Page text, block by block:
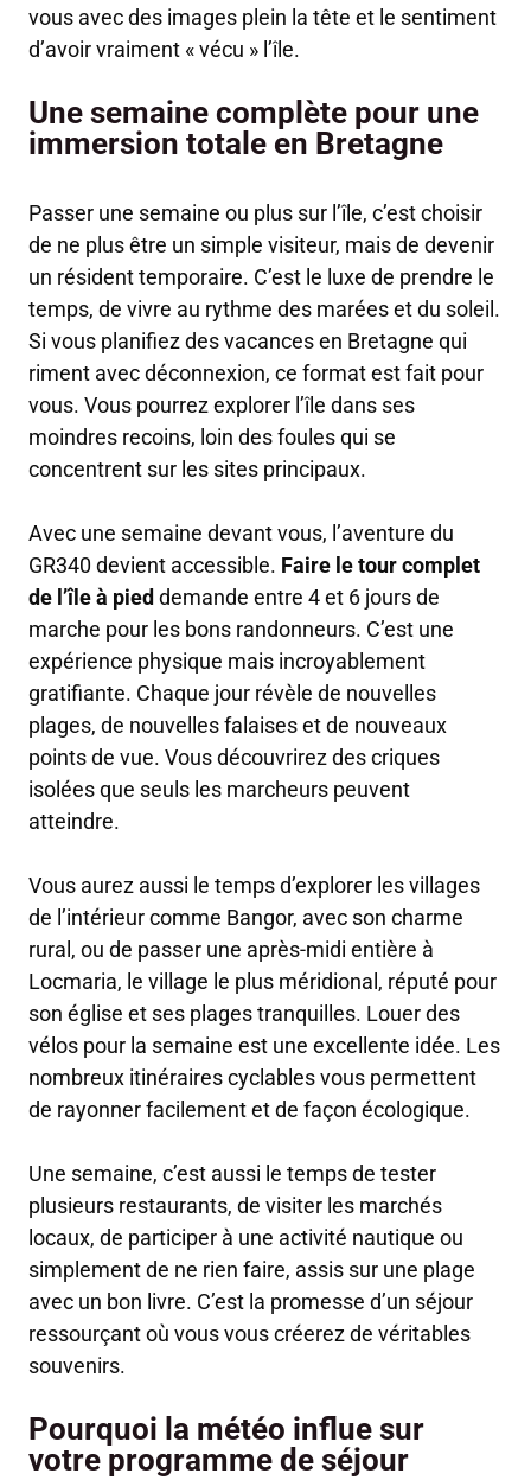
vous avec des images plein la tête et le sentiment
d’avoir vraiment « vécu » l’île.
Une semaine complète pour une
immersion totale en Bretagne
Passer une semaine ou plus sur l’île, c’est choisir
de ne plus être un simple visiteur, mais de devenir
un résident temporaire. C’est le luxe de prendre le
temps, de vivre au rythme des marées et du soleil.
Si vous planifiez des vacances en Bretagne qui
riment avec déconnexion, ce format est fait pour
vous. Vous pourrez explorer l’île dans ses
moindres recoins, loin des foules qui se
concentrent sur les sites principaux.
Avec une semaine devant vous, l’aventure du
GR340 devient accessible. Faire le tour complet
de l’île à pied demande entre 4 et 6 jours de
marche pour les bons randonneurs. C’est une
expérience physique mais incroyablement
gratifiante. Chaque jour révèle de nouvelles
plages, de nouvelles falaises et de nouveaux
points de vue. Vous découvrirez des criques
isolées que seuls les marcheurs peuvent
atteindre.
Vous aurez aussi le temps d’explorer les villages
de l’intérieur comme Bangor, avec son charme
rural, ou de passer une après-midi entière à
Locmaria, le village le plus méridional, réputé pour
son église et ses plages tranquilles. Louer des
vélos pour la semaine est une excellente idée. Les
nombreux itinéraires cyclables vous permettent
de rayonner facilement et de façon écologique.
Une semaine, c’est aussi le temps de tester
plusieurs restaurants, de visiter les marchés
locaux, de participer à une activité nautique ou
simplement de ne rien faire, assis sur une plage
avec un bon livre. C’est la promesse d’un séjour
ressourçant où vous vous créerez de véritables
souvenirs.
Pourquoi la météo influe sur
votre programme de séjour